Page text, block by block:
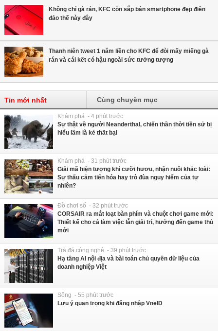
Không chỉ gà rán, KFC còn sắp bán smartphone đẹp điên
đảo thế này đây
Thanh niên tweet 1 năm liền cho KFC để đòi mấy miếng gà
rán và cái kết có hậu ngoài sức tưởng tượng
Tin mới nhất Cùng chuyên mục
Khám phá - 4 phút trước
Sự thật về người Neanderthal, chiến thần thời tiền sử bị
hiểu lầm là kẻ thất bại
Khám phá - 31 phút trước
Giải mã hiện tượng khỉ cưỡi hươu, nhận nuôi khác loài:
Sự thấu cảm tiến hóa hay trò đùa nguy hiểm của tự
nhiên?
Đồ chơi số - 32 phút trước
CORSAIR ra mắt loạt bàn phím và chuột chơi game mới:
Thiết kế cho cả làm việc lẫn giải trí, hướng đến game thủ
mới
Trà đá công nghệ - 39 phút trước
Hạ tầng AI nội địa và bài toán chủ quyền dữ liệu của
doanh nghiệp Việt
Sống - 55 phút trước
Lưu ý quan trọng khi đăng nhập VneID